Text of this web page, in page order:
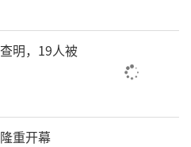
、精密仪器仪表、船
化等多个类别，让观展
山东海洋发展成果。
明，19人被
重开幕